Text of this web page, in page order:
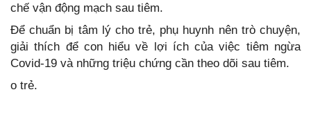
chế vận động mạch sau tiêm.
Để chuẩn bị tâm lý cho trẻ, phụ huynh nên trò chuyện,
giải thích để con hiểu về lợi ích của việc tiêm ngừa
Covid-19 và những triệu chứng cần theo dõi sau tiêm.
o trẻ.